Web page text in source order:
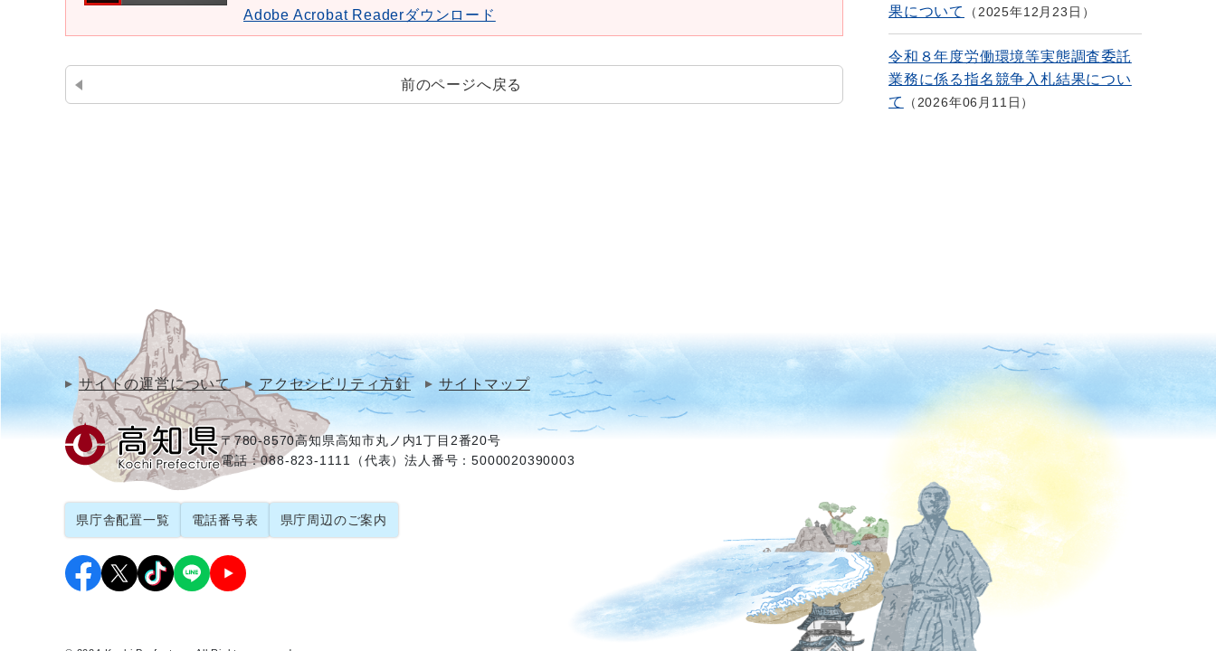
Adobe Acrobat Readerダウンロード
前のページへ戻る
果について
2025年12月23日
令和８年度労働環境等実態調査委託
業務に係る指名競争入札結果につい
て
2026年06月11日
サイトの運営について アクセシビリティ方針 サイトマップ
〒780-8570高知県高知市丸ノ内1丁目2番20号
電話：088-823-1111（代表）法人番号：5000020390003
県庁舎配置一覧 電話番号表 県庁周辺のご案内